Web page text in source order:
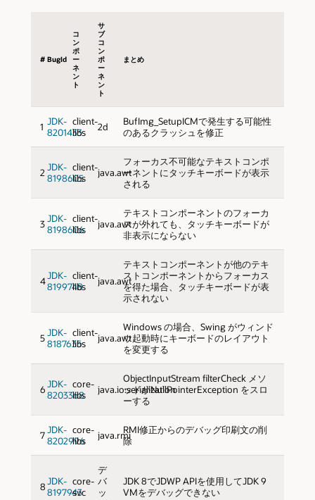
# BugId
コ
ン
ポ
ー
ネ
ン
ト
サ
ブ
コ
ン
ポ
ー
ネ
ン
ト
まとめ
1 JDK-
8201433
client-
libs
2d
BufImg_SetupICMで発生する可能性
のあるクラッシュを修正
2 JDK-
8198605
client-
libs
java.awt
フォーカス不可能なテキストコンポ
ーネントにタッチキーボードが表示
される
3 JDK-
8198606
client-
libs
java.awt
テキストコンポーネントのフォーカ
スが外れても、タッチキーボードが
非表示にならない
4JDK-
8199748
client-
libs
java.awt
テキストコンポーネントが他のテキ
ストコンポーネントからフォーカス
を得た場合、タッチキーボードが表
示されない
5 JDK-
8187635
client-
libs
java.awt
Windows の場合、Swing がウィンド
ウ起動時にキーボードのレイアウト
を変更する
6JDK-
8203368
core-
libs
java.io:serialization
ObjectInputStream filterCheck メソ
ッドがNullPointerException をスロ
ーする
7 JDK-
8202996
core-
libs
java.rmiRMI修正からのデバッグ印刷文の削
除
8JDK-
8197943
core-
svc
デ
バ
ッ
JDK 8でJDWP APIを使用してJDK 9
VMをデバッグできない